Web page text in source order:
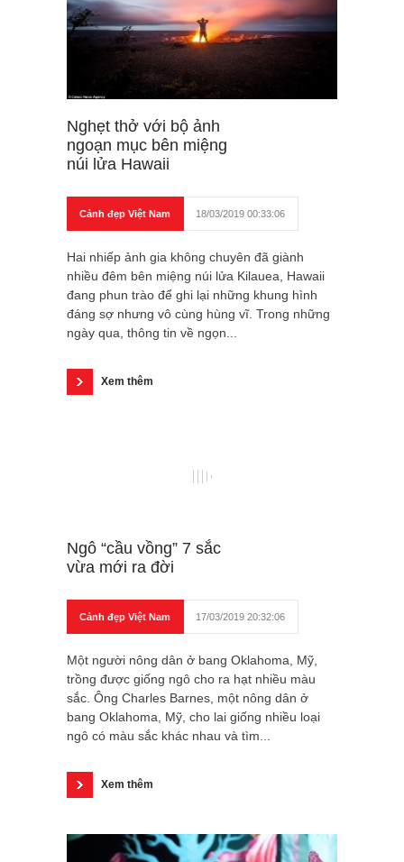
Nghẹt thở với bộ ảnh
ngoạn mục bên miệng
núi lửa Hawaii
Cảnh đẹp Việt Nam 18/03/2019 00:33:06
Hai nhiếp ảnh gia không chuyên đã giành
nhiều đêm bên miệng núi lửa Kilauea, Hawaii
đang phun trào để ghi lại những khung hình
đáng sợ nhưng vô cùng hùng vĩ. Trong những
ngày qua, thông tin về ngọn...
Xem thêm
Ngô “cầu vồng” 7 sắc
vừa mới ra đời
Cảnh đẹp Việt Nam 17/03/2019 20:32:06
Một người nông dân ở bang Oklahoma, Mỹ,
trồng được giống ngô cho ra hạt nhiều màu
sắc. Ông Charles Barnes, một nông dân ở
bang Oklahoma, Mỹ, cho lai giống nhiều loại
ngô có màu sắc khác nhau và tìm...
Xem thêm